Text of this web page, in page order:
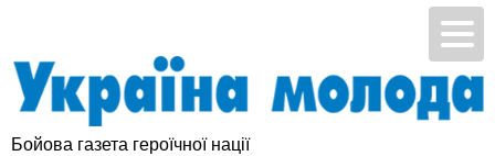
Бойова газета героїчної нації